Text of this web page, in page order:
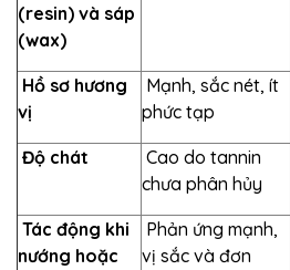
(resin) và sáp
(wax)
Hồ sơ hương
vị
Mạnh, sắc nét, ít
phức tạp
Độ chát
Cao do tannin
chưa phân hủy
Tác động khi
nướng hoặc
Phản ứng mạnh,
vị sắc và đơn